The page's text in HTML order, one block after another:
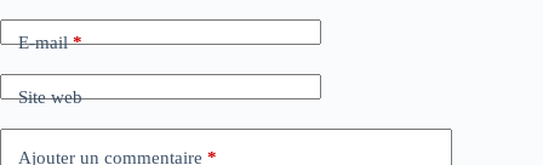
E-mail*
Site web
Ajouter un commentaire *